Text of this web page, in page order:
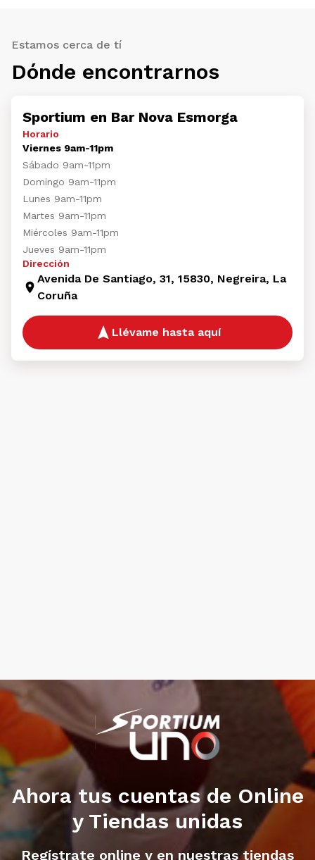
Estamos cerca de tí
Dónde encontrarnos
Sportium en Bar Nova Esmorga
Horario
Viernes 9am-11pm
Sábado 9am-11pm
Domingo 9am-11pm
Lunes 9am-11pm
Martes 9am-11pm
Miércoles 9am-11pm
Jueves 9am-11pm
Dirección
Avenida De Santiago, 31, 15830, Negreira, La
Coruña
Llévame hasta aquí
Ahora tus cuentas de Online
y Tiendas unidas
Regístrate online y en nuestras tiendas